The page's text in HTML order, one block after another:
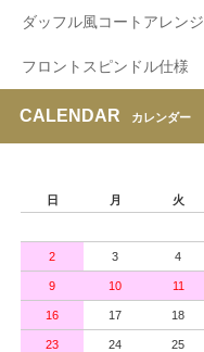
ダッフル風コートアレンジ
フロントスピンドル仕様
CALENDAR カレンダー
日
月 火
2 3 4
9 10 11
16 17 18
23 24 25